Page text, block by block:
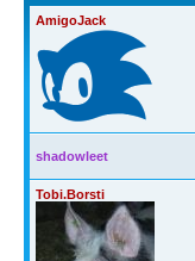
AmigoJack
shadowleet
Tobi.Borsti